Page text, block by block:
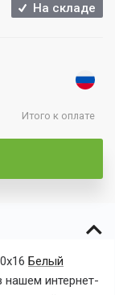
На складе
Итого к оплате
Белый
нашем интернет-